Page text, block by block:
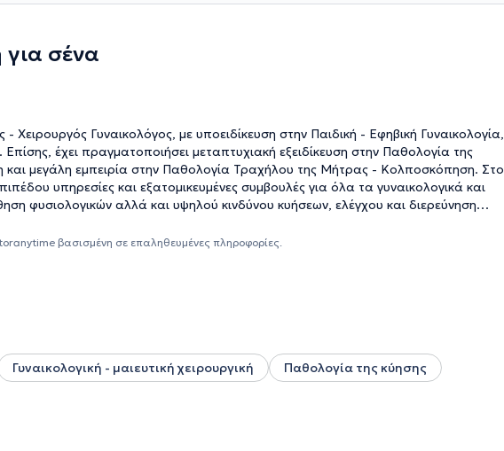
για σένα
- Χειρουργός Γυναικολόγος, με υποειδίκευση στην Παιδική - Εφηβική Γυναικολογία,
Επίσης, έχει πραγματοποιήσει μεταπτυχιακή εξειδίκευση στην Παθολογία της
και μεγάλη εμπειρία στην Παθολογία Τραχήλου της Μήτρας - Κολποσκόπηση. Στο
υπηρεσίες και εξατομικευμένες συμβουλές για όλα τα γυναικολογικά και
φυσιολογικών αλλά και υψηλού κινδύνου κυήσεων, ελέγχου και διερεύνηση
εξωτερικού και της Πανελλήνιας Ένωσης Μαιευτήρων - Γυναικολόγων και
βασισμένη σε επαληθευμένες πληροφορίες.
Γυναικολογική - μαιευτική χειρουργική
Παθολογία της κύησης